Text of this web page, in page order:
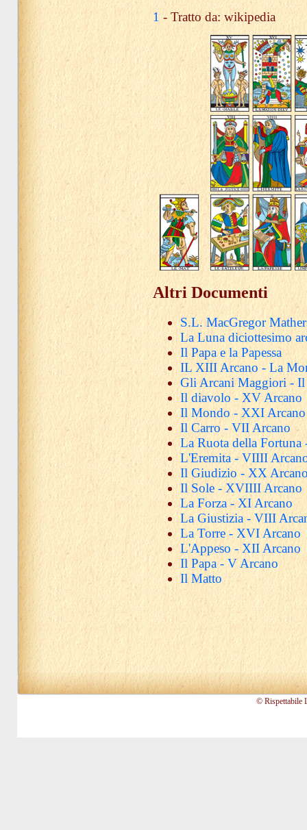
1 - Tratto da: wikipedia
Altri Documenti
S.L. MacGregor
La Luna diciottesimo
Il Papa e la Papessa
IL XIII Arcano - La
Gli Arcani Maggiori - Il
Il diavolo - XV Arcano
Il Mondo - XXI Arcano
Il Carro - VII Arcano
La Ruota della Fortuna
L'Eremita - VIIII
Il Giudizio - XX
Il Sole - XVIIII Arcano
La Forza - XI Arcano
La Giustizia - VIII
La Torre - XVI Arcano
L'Appeso - XII Arcano
Il Papa - V Arcano
Il Matto
© Rispettabile